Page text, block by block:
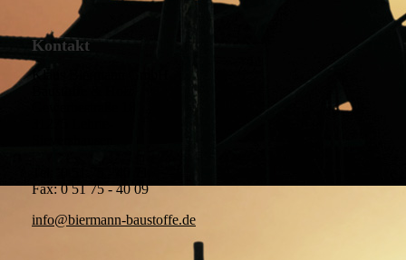
Kontakt
Fax: 0 51 75 - 40 09
info@biermann-baustoffe.de